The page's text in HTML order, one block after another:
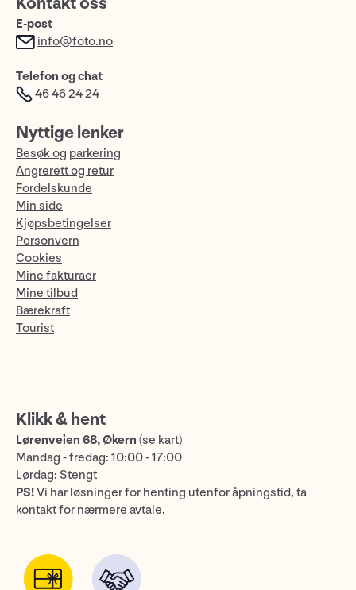
E-post
info@foto.no
Telefon og chat
46 46 24 24
Nyttige lenker
Besøk og parkering
Angrerett og retur
Fordelskunde
Min side
Kjøpsbetingelser
Personvern
Cookies
Mine fakturaer
Mine tilbud
Bærekraft
Tourist
Klikk & hent
Lørenveien 68, Økern (se kart)
Mandag - fredag: 10:00 - 17:00
Lørdag: Stengt
PS!Vi har løsninger for henting utenfor åpningstid, ta
kontakt for nærmere avtale.